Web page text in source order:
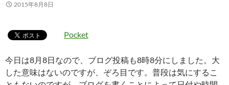
2015年8月8日
Pocket
今日は8月8日なので、ブログ投稿も8時8分にしました。大
した意味はないのですが、ぞろ目です。普段は気にするこ